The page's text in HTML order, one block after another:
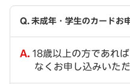
未成年・学生のカードお
18歳以上の方であれ
なくお申し込みいただ